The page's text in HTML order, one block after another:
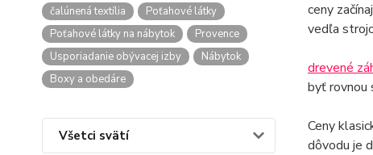
čalúnená textília
Poťahové látky
Poťahové látky na nábytok
Provence
Usporiadanie obývacej izby
Nábytok
Boxy a obedáre
Všetci svätí
ceny
vedľa
drevené
byť rovnou
Ceny
dôvodu je